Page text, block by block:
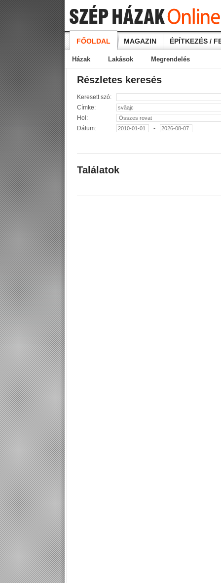
FŐOLDAL MAGAZIN ÉPÍTKEZÉS /
Házak Lakások Megrendelés
Részletes keresés
Keresett szó:
Címke:
Hol:
Dátum:
-
Találatok